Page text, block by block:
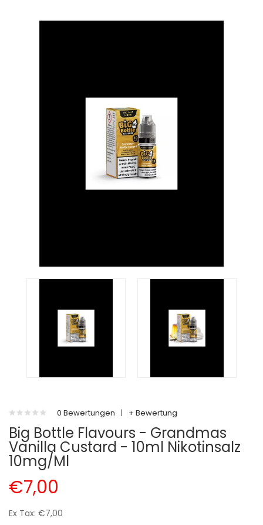
0 Bewertungen | + Bewertung
Big Bottle Flavours - Grandmas
Vanilla Custard - 10ml Nikotinsalz
10mg/ml
€7,00
Ex Tax: €7,00